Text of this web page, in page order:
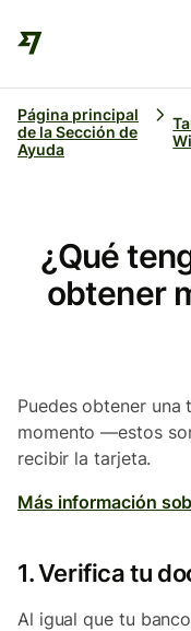
Página principal
de la Sección de
Ayuda
¿Qué
obtener
Puedes obtener una
momento —estos
recibir la tarjeta.
Más información
1. Verifica tu
Al igual que tu